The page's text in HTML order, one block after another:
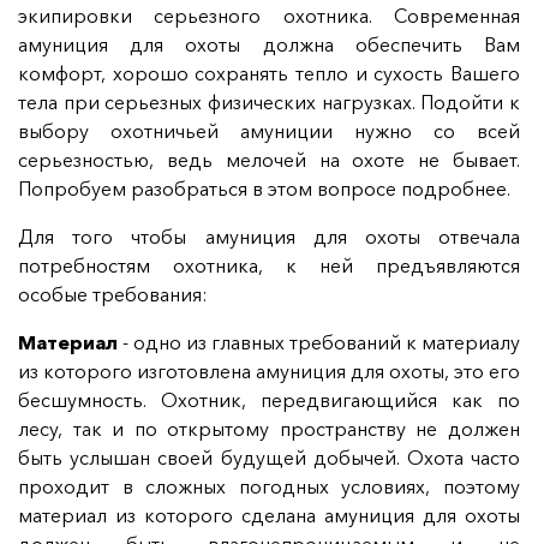
экипировки серьезного охотника. Современная
амуниция для охоты должна обеспечить Вам
комфорт, хорошо сохранять тепло и сухость Вашего
тела при серьезных физических нагрузках. Подойти к
выбору охотничьей амуниции нужно со всей
серьезностью, ведь мелочей на охоте не бывает.
Попробуем разобраться в этом вопросе подробнее.
Для того чтобы амуниция для охоты отвечала
потребностям охотника, к ней предъявляются
особые требования:
Материал - одно из главных требований к материалу
из которого изготовлена амуниция для охоты, это его
бесшумность. Охотник, передвигающийся как по
лесу, так и по открытому пространству не должен
быть услышан своей будущей добычей. Охота часто
проходит в сложных погодных условиях, поэтому
материал из которого сделана амуниция для охоты